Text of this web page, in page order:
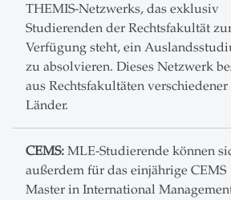
THEMIS-Netzwerks, das exklusiv
Studierenden der Rechtsfakultät
Verfügung steht, ein
zu absolvieren. Dieses Netzwerk
aus Rechtsfakultäten verschiedener
Länder.
CEMS: MLE-Studierende können
außerdem für das einjährige CEMS
Master in International